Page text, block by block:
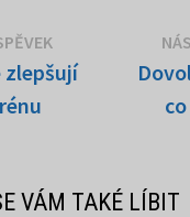
příspěvek:
zlepšují
VÁM TAKÉ LÍBIT